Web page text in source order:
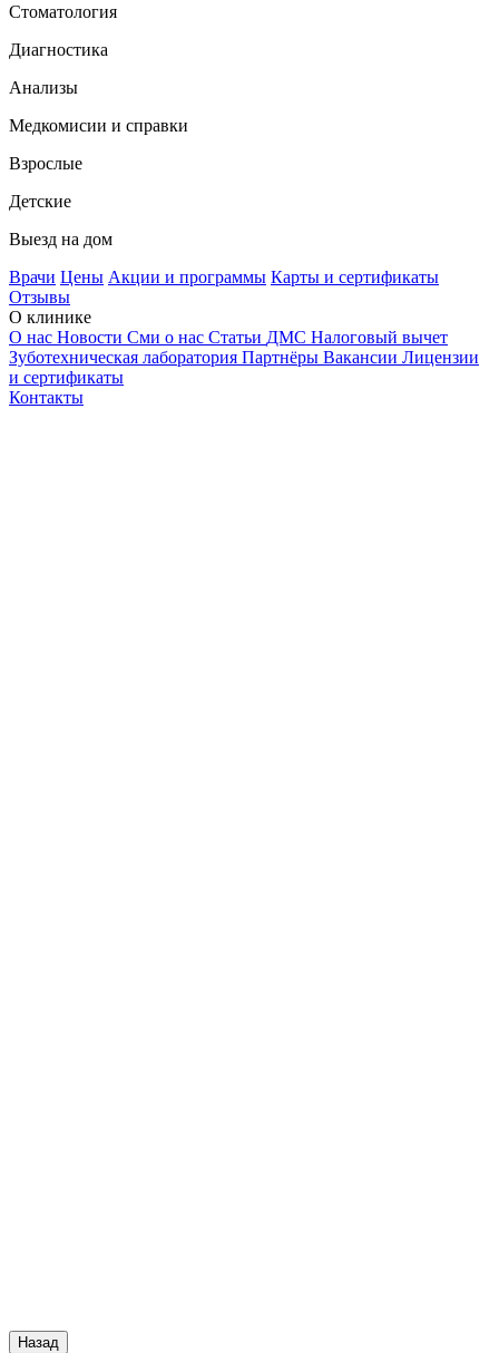
Стоматология
Диагностика
Анализы
Медкомисии и справки
Взрослые
Детские
Выезд на дом
Врачи Цены Акции и программы Карты и сертификаты
Отзывы
О клинике
О нас Новости Сми о нас Статьи ДМС Налоговый вычет
Зуботехническая лаборатория Партнёры Вакансии Лицензии
и сертификаты
Контакты
Назад